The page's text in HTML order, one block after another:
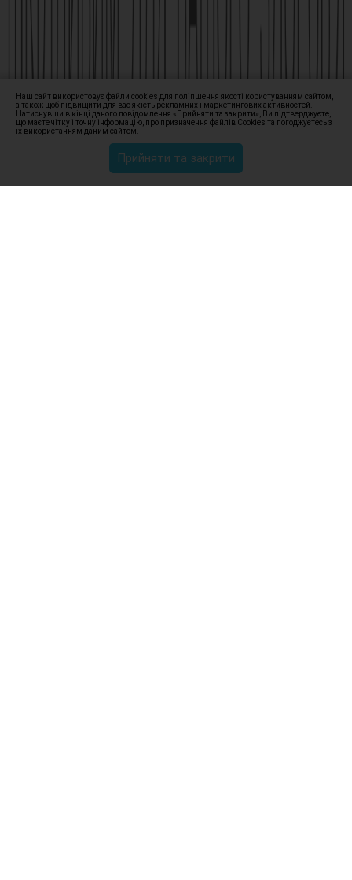
Наш сайт використовує файли cookies для поліпшення якості користуванням сайтом,
а також щоб підвищити для вас якість рекламних і маркетингових активностей.
Натиснувши в кінці даного повідомлення «Прийняти та закрити», Ви підтверджуєте,
що маєте чітку і точну інформацію, про призначення файлів Сookies та погоджуєтесь з
їх використанням даним сайтом.
Прийняти та закрити